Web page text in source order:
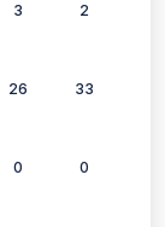
3 2
26 33
0 0